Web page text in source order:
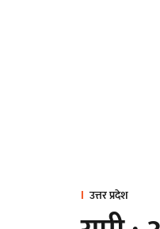
उत्तर प्रदेश